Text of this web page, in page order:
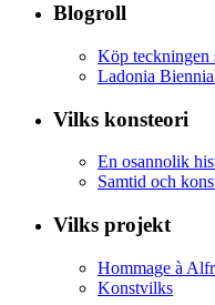
Blogroll
Köp teckningen
Ladonia
Vilks konsteori
En osannolik
Samtid och
Vilks projekt
Hommage à
Konstvilks